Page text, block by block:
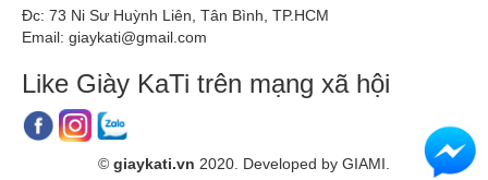
Like Giày KaTi trên mạng xã hội
© giaykati.vn